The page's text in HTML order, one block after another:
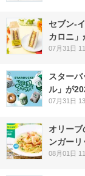
セブン‐
カロニ」
07月31日
スター
ル」が
07月31日
オリー
ンガー
08月01日